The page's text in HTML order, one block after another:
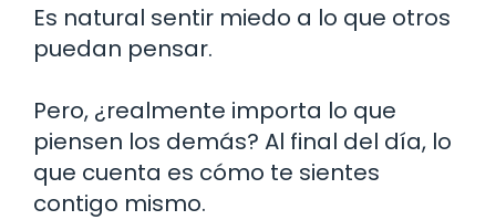
Es natural sentir miedo a lo que otros
puedan pensar.
Pero, ¿realmente importa lo que
piensen los demás? Al final del día, lo
que cuenta es cómo te sientes
contigo mismo.